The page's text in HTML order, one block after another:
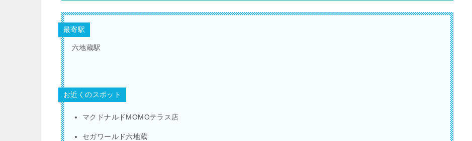
最寄駅
六地蔵駅
お近くのスポット
マクドナルドMOMOテラス店
セガワールド六地蔵